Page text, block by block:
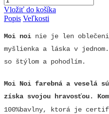
Vložiť do košíka
Popis Veľkosti
Moi noi nie je len
myšlienka a láska v
so štýlom a pohodlím.
Moi Noi farebná a veselá
získa svojou hravosťou.
100%bavlny, ktorá je